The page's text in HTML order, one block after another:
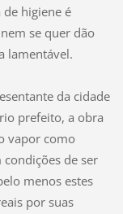
higiene é
se quer dão
lamentável.
da cidade
prefeito, a obra
vapor como
de ser
menos estes
por suas